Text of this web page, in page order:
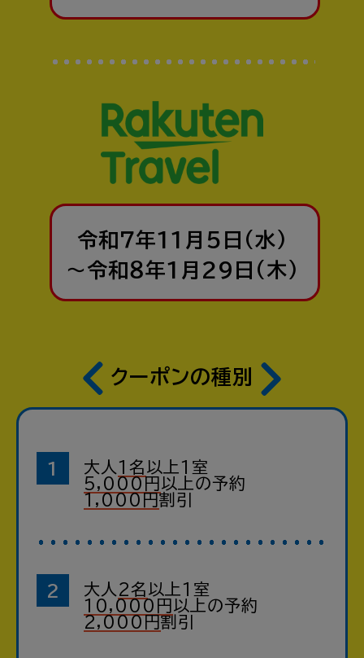
令和７年11月5日(水)
～令和８年1月29日(木)
クーポンの種別
大人 1名 以上 1室
5,000円 以上の予約
1,000円割引
大人 2名 以上 1室
10,000円 以上の予約
2,000円割引